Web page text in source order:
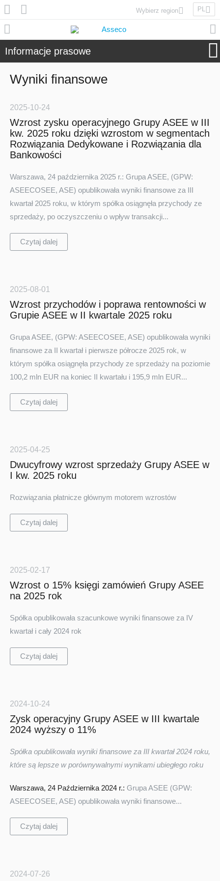
Wybierz region
Asseco Eastern Europe
Asseco PST
Asseco Solutions
Asseco South Eastern Europe
PL
Informacje prasowe
Wyniki finansowe
2025-10-24
Wzrost zysku operacyjnego Grupy ASEE w III
kw. 2025 roku dzięki wzrostom w segmentach
Rozwiązania Dedykowane i Rozwiązania dla
Bankowości
Warszawa, 24 października 2025 r.: Grupa ASEE, (GPW:
ASEECOSEE, ASE) opublikowała wyniki finansowe za III
kwartał 2025 roku, w którym spółka osiągnęła przychody ze
sprzedaży, po oczyszczeniu o wpływ transakcji...
Czytaj dalej
2025-08-01
Wzrost przychodów i poprawa rentowności w
Grupie ASEE w II kwartale 2025 roku
Grupa ASEE, (GPW: ASEECOSEE, ASE) opublikowała wyniki
finansowe za II kwartał i pierwsze półrocze 2025 rok, w
którym spółka osiągnęła przychody ze sprzedaży na poziomie
100,2 mln EUR na koniec II kwartału i 195,9 mln EUR...
Czytaj dalej
2025-04-25
Dwucyfrowy wzrost sprzedaży Grupy ASEE w
I kw. 2025 roku
Rozwiązania płatnicze głównym motorem wzrostów
Czytaj dalej
2025-02-17
Wzrost o 15% księgi zamówień Grupy ASEE
na 2025 rok
Spółka opublikowała szacunkowe wyniki finansowe za IV
kwartał i cały 2024 rok
Czytaj dalej
2024-10-24
Zysk operacyjny Grupy ASEE w III kwartale
2024 wyższy o 11%
Spółka opublikowała wyniki finansowe za III kwartał 2024 roku,
które są lepsze w porównywalnymi wynikami ubiegłego roku
Warszawa, 24 Października 2024 r.: Grupa ASEE (GPW:
ASEECOSEE, ASE) opublikowała wyniki finansowe...
Czytaj dalej
2024-07-26